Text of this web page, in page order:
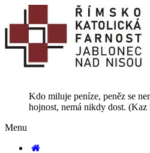
Kdo miluje peníze, peněz se
hojnost, nemá nikdy dost. (Kaz
Menu